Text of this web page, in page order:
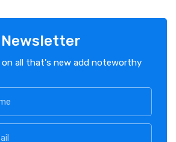
Newsletter
all that's new add noteworthy